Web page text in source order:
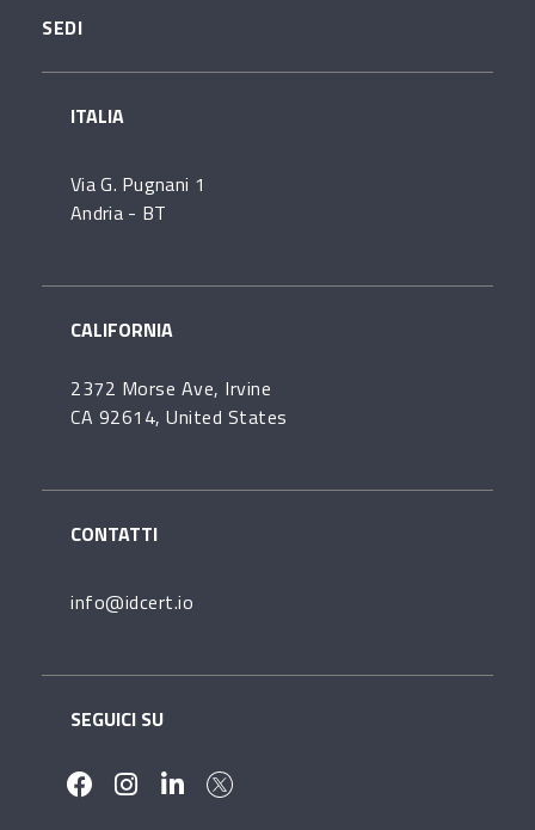
SEDI
ITALIA
Via G. Pugnani 1
Andria - BT
CALIFORNIA
2372 Morse Ave, Irvine
CA 92614, United States
CONTATTI
info@idcert.io
SEGUICI SU